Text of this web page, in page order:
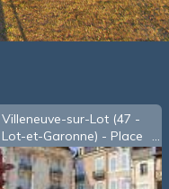
Villeneuve-sur-Lot (47 -
Lot-et-Garonne) - Place
Lafayette, dite des
Cornières